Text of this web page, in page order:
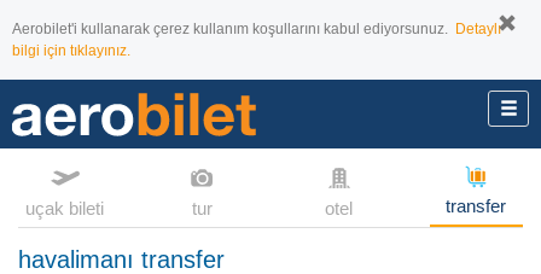
Aerobilet'i kullanarak çerez kullanım koşullarını kabul ediyorsunuz. Detaylı
bilgi için tıklayınız.
uçak bileti tur otel transfer
havalimanı transfer